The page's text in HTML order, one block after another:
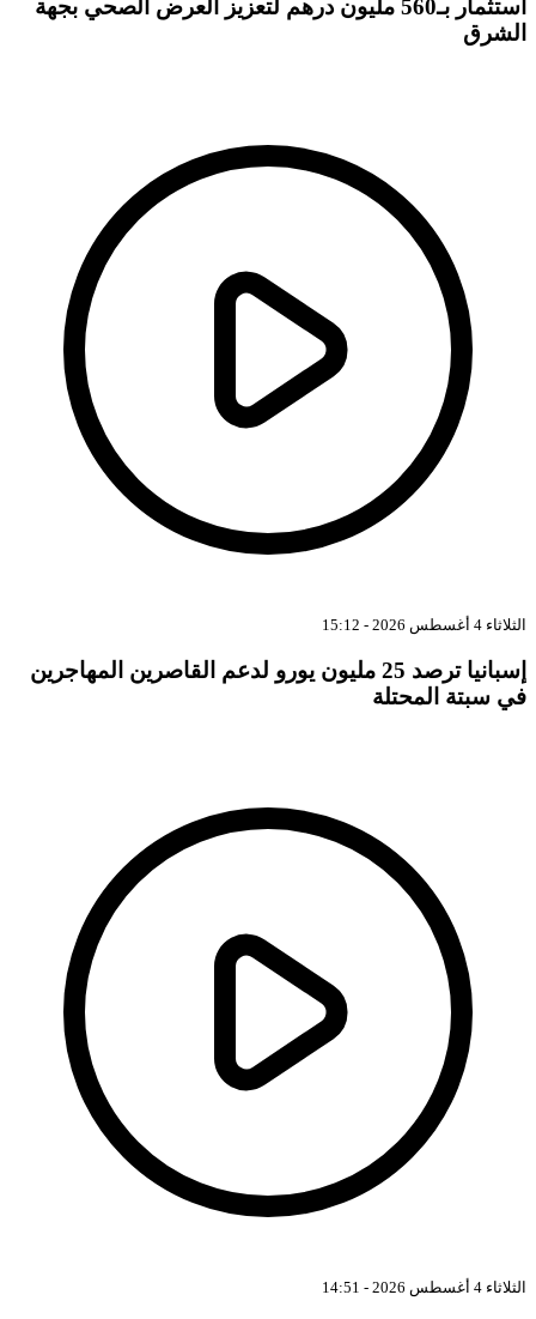
استثمار بـ560 مليون درهم لتعزيز العرض الصحي بجهة
الشرق
الثلاثاء 4 أغسطس 2026 - 15:12
إسبانيا ترصد 25 مليون يورو لدعم القاصرين المهاجرين
في سبتة المحتلة
الثلاثاء 4 أغسطس 2026 - 14:51